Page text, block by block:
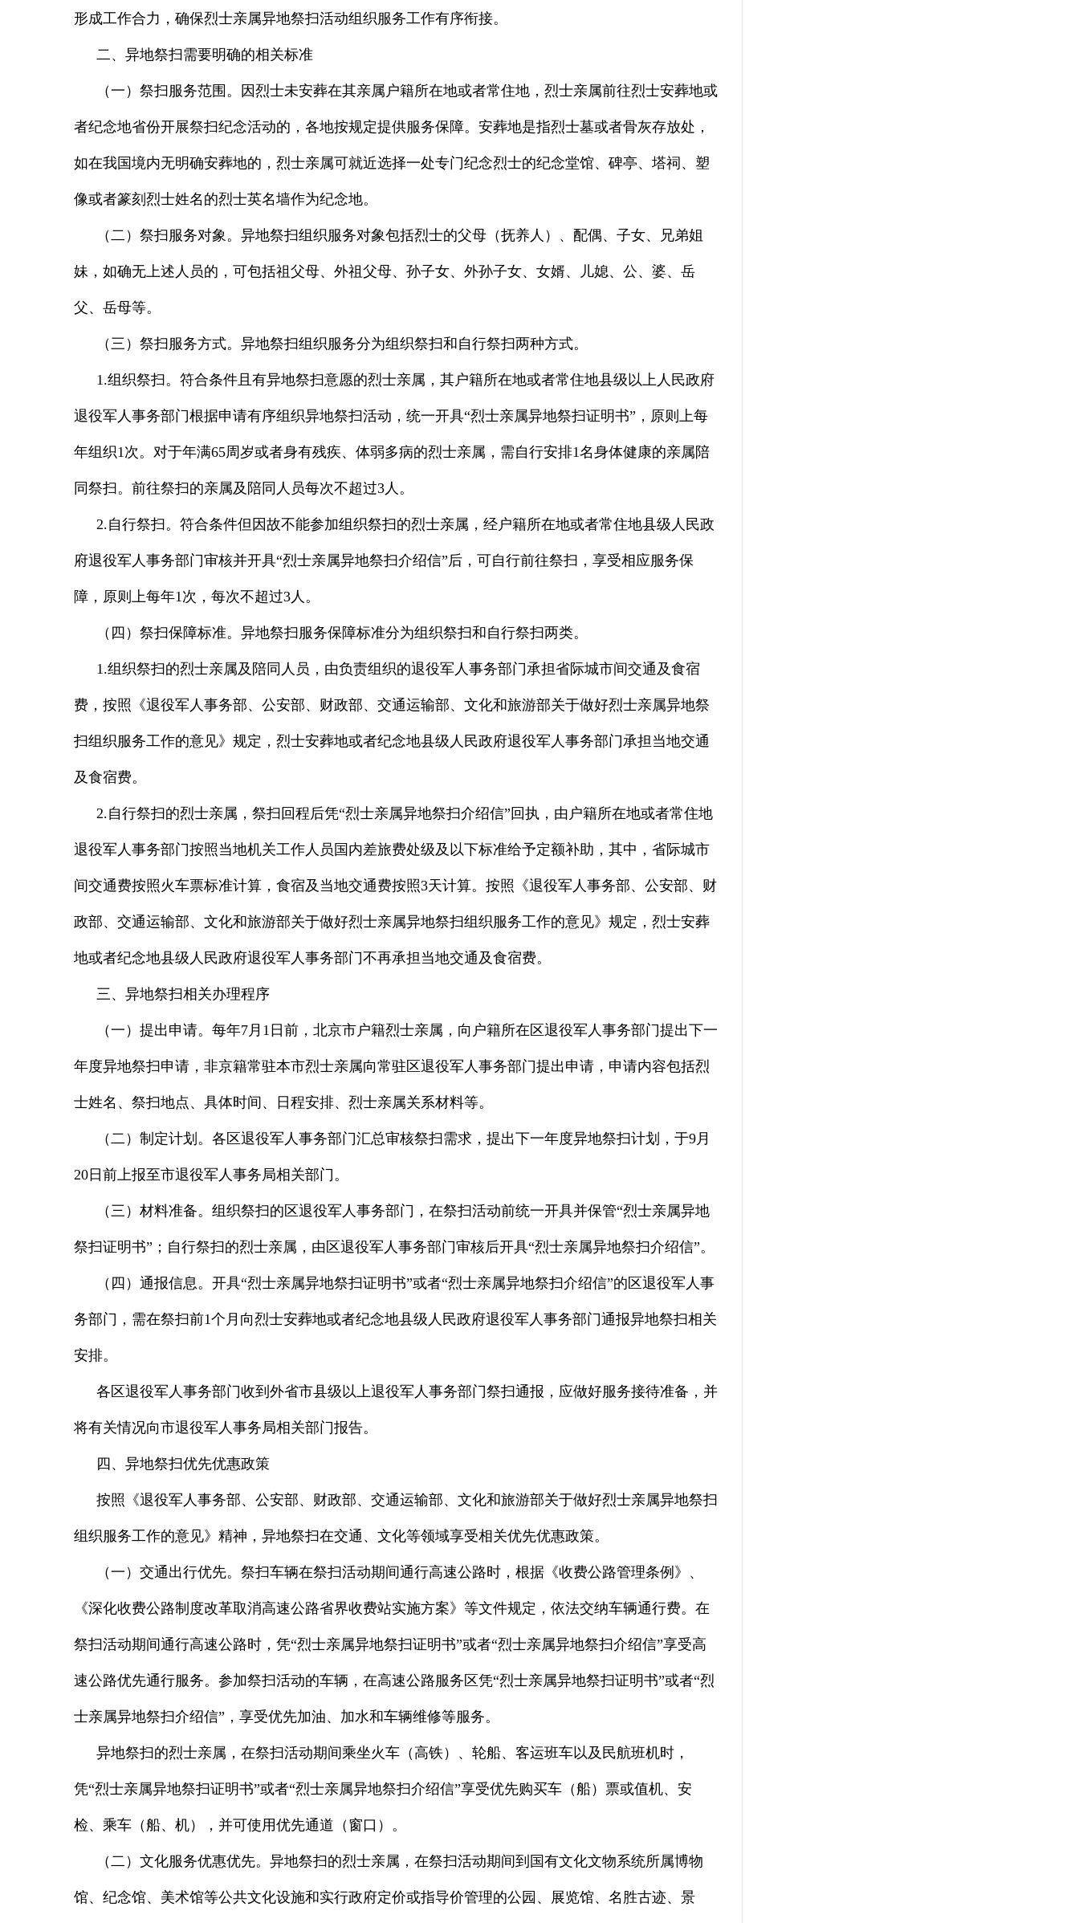
形成工作合力，确保烈士亲属异地祭扫活动组织服务工作有序衔接。
二、异地祭扫需要明确的相关标准
（一）祭扫服务范围。 因烈士未安葬在其亲属户籍所在地或者常住地，烈士亲属前往烈士安葬地或
者纪念地省份开展祭扫纪念活动的，各地按规定提供服务保障。安葬地是指烈士墓或者骨灰存放处，
如在我国境内无明确安葬地的，烈士亲属可就近选择一处专门纪念烈士的纪念堂馆、碑亭、塔祠、塑
像或者篆刻烈士姓名的烈士英名墙作为纪念地。
（二）祭扫服务对象。 异地祭扫组织服务对象包括烈士的父母（抚养人）、配偶、子女、兄弟姐
妹，如确无上述人员的，可包括祖父母、外祖父母、孙子女、外孙子女、女婿、儿媳、公、婆、岳
父、岳母等。
（三）祭扫服务方式。 异地祭扫组织服务分为组织祭扫和自行祭扫两种方式。
1.组织祭扫。符合条件且有异地祭扫意愿的烈士亲属，其户籍所在地或者常住地县级以上人民政府
退役军人事务部门根据申请有序组织异地祭扫活动，统一开具“烈士亲属异地祭扫证明书”，原则上每
年组织1次。对于年满65周岁或者身有残疾、体弱多病的烈士亲属，需自行安排1名身体健康的亲属陪
同祭扫。前往祭扫的亲属及陪同人员每次不超过3人。
2.自行祭扫。符合条件但因故不能参加组织祭扫的烈士亲属，经户籍所在地或者常住地县级人民政
府退役军人事务部门审核并开具“烈士亲属异地祭扫介绍信”后，可自行前往祭扫，享受相应服务保
障，原则上每年1次，每次不超过3人。
（四）祭扫保障标准。 异地祭扫服务保障标准分为组织祭扫和自行祭扫两类。
1.组织祭扫的烈士亲属及陪同人员，由负责组织的退役军人事务部门承担省际城市间交通及食宿
费，按照《退役军人事务部、公安部、财政部、交通运输部、文化和旅游部关于做好烈士亲属异地祭
扫组织服务工作的意见》规定，烈士安葬地或者纪念地县级人民政府退役军人事务部门承担当地交通
及食宿费。
2.自行祭扫的烈士亲属，祭扫回程后凭“烈士亲属异地祭扫介绍信”回执，由户籍所在地或者常住地
退役军人事务部门按照当地机关工作人员国内差旅费处级及以下标准给予定额补助，其中，省际城市
间交通费按照火车票标准计算，食宿及当地交通费按照3天计算。按照《退役军人事务部、公安部、财
政部、交通运输部、文化和旅游部关于做好烈士亲属异地祭扫组织服务工作的意见》规定，烈士安葬
地或者纪念地县级人民政府退役军人事务部门不再承担当地交通及食宿费。
三、异地祭扫相关办理程序
（一）提出申请。 每年7月 1 日前，北京市户籍烈士亲属，向户籍所在区退役军人事务部门提出下一
年度异地祭扫申请，非京籍常驻本市烈士亲属向常驻区退役军人事务部门提出申请，申请内容包括烈
士姓名、祭扫地点、具体时间、日程安排、烈士亲属关系材料等。
（二）制定计划。 各区退役军人事务部门汇总审核祭扫需求，提出下一年度异地祭扫计划，于9月
20 日前上报至市退役军人事务局相关部门。
（三）材料准备。 组织祭扫的区退役军人事务部门，在祭扫活动前统一开具并保管“烈士亲属异地
祭扫证明书”；自行祭扫的烈士亲属，由区退役军人事务部门审核后开具“烈士亲属异地祭扫介绍信”。
（四）通报信息。 开具“烈士亲属异地祭扫证明书”或者“烈士亲属异地祭扫介绍信”的区退役军人事
务部门，需在祭扫前1个月向烈士安葬地或者纪念地县级人民政府退役军人事务部门通报异地祭扫相关
安排。
各区退役军人事务部门收到外省市县级以上退役军人事务部门祭扫通报，应做好服务接待准备，并
将有关情况向市退役军人事务局相关部门报告。
四、异地祭扫优先优惠政策
按照《退役军人事务部、公安部、财政部、交通运输部、文化和旅游部关于做好烈士亲属异地祭扫
组织服务工作的意见》精神，异地祭扫在交通、文化等领域享受相关优先优惠政策。
（一）交通出行优先。 祭扫车辆在祭扫活动期间通行高速公路时，根据《收费公路管理条例》、
《深化收费公路制度改革取消高速公路省界收费站实施方案》等文件规定，依法交纳车辆通行费。在
祭扫活动期间通行高速公路时，凭“烈士亲属异地祭扫证明书”或者“烈士亲属异地祭扫介绍信”享受高
速公路优先通行服务。参加祭扫活动的车辆，在高速公路服务区凭“烈士亲属异地祭扫证明书”或者“烈
士亲属异地祭扫介绍信”，享受优先加油、加水和车辆维修等服务。
异地祭扫的烈士亲属，在祭扫活动期间乘坐火车（高铁）、轮船、客运班车以及民航班机时，
凭“烈士亲属异地祭扫证明书”或者“烈士亲属异地祭扫介绍信”享受优先购买车（船）票或值机、安
检、乘车（船、机），并可使用优先通道（窗口）。
（二）文化服务优惠优先。 异地祭扫的烈士亲属，在祭扫活动期间到国有文化文物系统所属博物
馆、纪念馆、美术馆等公共文化设施和实行政府定价或指导价管理的公园、展览馆、名胜古迹、景